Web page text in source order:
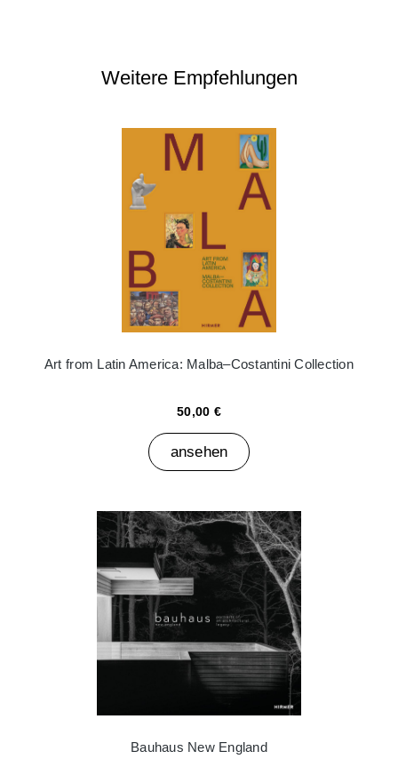
Weitere Empfehlungen
Art from Latin America: Malba–Costantini Collection
50,00 €
ansehen
Bauhaus New England